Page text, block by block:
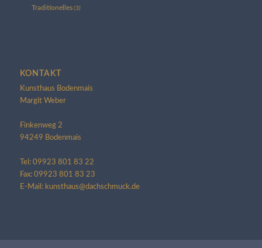
Traditionelles (3)
KONTAKT
Kunsthaus Bodenmais
Margit Weber
Finkenweg 2
94249 Bodenmais
Tel: 09923 801 83 22
Fax: 09923 801 83 23
E-Mail: kunsthaus@dachschmuck.de